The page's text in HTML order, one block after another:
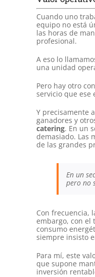
Cuando uno
equipo no está
las horas de
profesional.
A eso lo
una unidad
Pero hay otro
servicio que ese
Y precisamente
ganadores y
catering. En un
demasiado. Las
de las grandes
En un
pero no
Con frecuencia,
embargo, con el
consumo
siempre insisto
Para mí, este
que supone
inversión